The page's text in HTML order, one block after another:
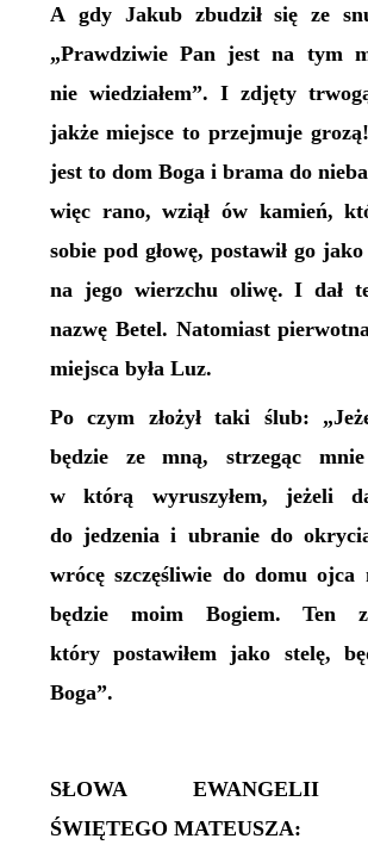
A gdy Jakub zbudził się ze
„Prawdziwie Pan jest na tym
nie wiedziałem”. I zdjęty
jakże miejsce to przejmuje
jest to dom Boga i brama do
więc rano, wziął ów kamień,
sobie pod głowę, postawił go
na jego wierzchu oliwę. I dał
nazwę Betel. Natomiast
miejsca była Luz.
Po czym złożył taki ślub:
będzie ze mną, strzegąc
w którą wyruszyłem, jeżeli
do jedzenia i ubranie do
wrócę szczęśliwie do domu ojca
będzie moim Bogiem. Ten
który postawiłem jako stelę,
Boga”.
SŁOWA EWANGELII
ŚWIĘTEGO MATEUSZA: